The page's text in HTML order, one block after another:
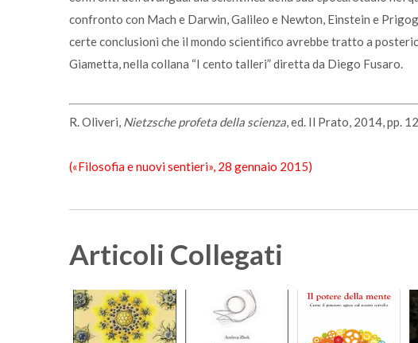
confronto con Mach e Darwin, Galileo e Newton, Einstein e
certe conclusioni che il mondo scientifico avrebbe tratto a
Giametta, nella collana “I cento talleri” diretta da Diego Fusaro.
R. Oliveri, Nietzsche profeta della scienza, ed. Il Prato, 2014, pp.
(«Filosofia e nuovi sentieri», 28 gennaio 2015)
Articoli Collegati